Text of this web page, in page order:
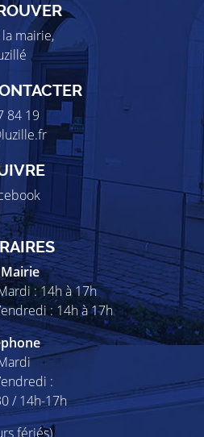
mairie,
84 19
: 14h à 17h
: 14h à 17h
:
/ 14h-17h
fériés)